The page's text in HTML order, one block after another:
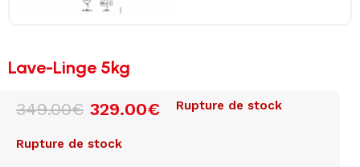
Lave-Linge 5kg
349.00€ 329.00€ Rupture de stock
Rupture de stock